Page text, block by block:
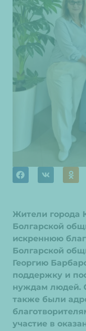
Жители города
Болгарской
искреннюю
Болгарской
Георгию
поддержку и
нуждам людей.
также были
участие в